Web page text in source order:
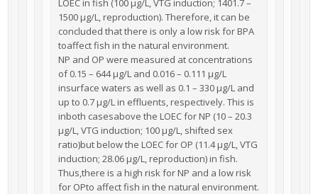
LOEC in fish (100 μg/L, VTG induction; 1401.7 –
1500 μg/L, reproduction). Therefore, it can be
concluded that there is only a low risk for BPA
toaffect fish in the natural environment.
NP and OP were measured at concentrations
of 0.15 – 644 μg/L and 0.016 – 0.111 μg/L
insurface waters as well as 0.1 – 330 μg/L and
up to 0.7 μg/L in effluents, respectively. This is
inboth casesabove the LOEC for NP (10 – 20.3
μg/L, VTG induction; 100 μg/L, shifted sex
ratio)but below the LOEC for OP (11.4 μg/L, VTG
induction; 28.06 μg/L, reproduction) in fish.
Thus,there is a high risk for NP and a low risk
for OPto affect fish in the natural environment.